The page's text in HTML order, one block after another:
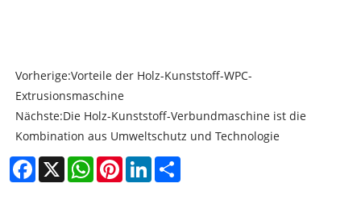
Vorherige:Vorteile der Holz-Kunststoff-WPC-
Extrusionsmaschine
Nächste:Die Holz-Kunststoff-Verbundmaschine ist die
Kombination aus Umweltschutz und Technologie
Facebook
X WhatsAppPinterestLinkedIn